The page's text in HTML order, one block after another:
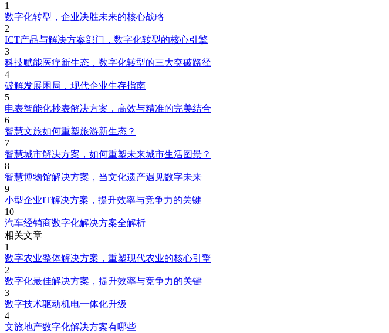
1
数字化转型，企业决胜未来的核心战略
2
ICT产品与解决方案部门，数字化转型的核心引擎
3
科技赋能医疗新生态，数字化转型的三大突破路径
4
破解发展困局，现代企业生存指南
5
电表智能化抄表解决方案，高效与精准的完美结合
6
智慧文旅如何重塑旅游新生态？
7
智慧城市解决方案，如何重塑未来城市生活图景？
8
智慧博物馆解决方案，当文化遗产遇见数字未来
9
小型企业IT解决方案，提升效率与竞争力的关键
10
汽车经销商数字化解决方案全解析
相关文章
1
数字农业整体解决方案，重塑现代农业的核心引擎
2
数字化最佳解决方案，提升效率与竞争力的关键
3
数字技术驱动机电一体化升级
4
文旅地产数字化解决方案有哪些